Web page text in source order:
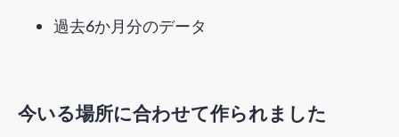
過去6か月分のデータ
今いる場所に合わせて作られました